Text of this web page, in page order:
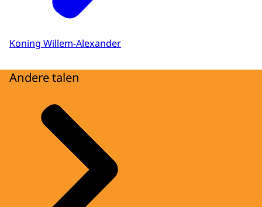
Koning Willem-Alexander
Andere talen